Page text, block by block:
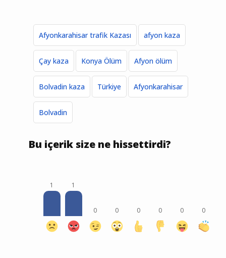
Afyonkarahisar trafik Kazası afyon kaza
Çay kaza Konya Ölüm Afyon ölüm
Bolvadin kaza Türkiye Afyonkarahisar
Bolvadin
Bu içerik size ne hissettirdi?
1 1
0 0 0 0 0 0